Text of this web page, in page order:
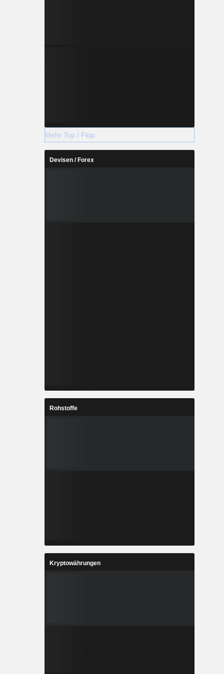
Mehr Top / Flop
Devisen / Forex
Rohstoffe
Kryptowährungen